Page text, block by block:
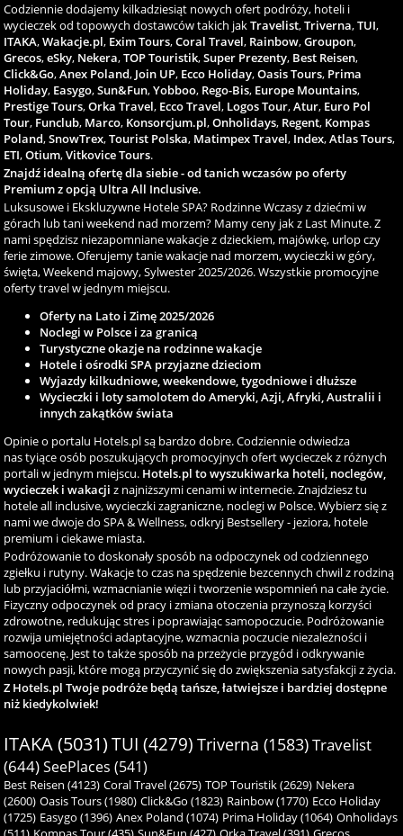
Codziennie dodajemy kilkadziesiąt nowych ofert podróży, hoteli i
wycieczek od topowych dostawców takich jakTravelist,Triverna,TUI,
ITAKA,Wakacje.pl, Exim Tours,Coral Travel, Rainbow,Groupon,
Grecos,eSky, Nekera,TOP Touristik,Super Prezenty, Best Reisen,
Click&Go,Anex Poland, Join UP, Ecco Holiday,Oasis Tours, Prima
Holiday, Easygo,Sun&Fun,Yobboo, Rego-Bis, Europe Mountains,
Prestige Tours,Orka Travel, Ecco Travel, Logos Tour,Atur, Euro Pol
Tour, Funclub, Marco, Konsorcjum.pl,Onholidays, Regent, Kompas
Poland,SnowTrex,Tourist Polska, Matimpex Travel, Index,Atlas Tours,
ETI,Otium,Vitkovice Tours.
Znajdź idealną ofertę dla siebie - od tanich wczasów po oferty
Premium z opcją Ultra All Inclusive.
Luksusowe i Ekskluzywne Hotele SPA? Rodzinne Wczasy z dziećmi w
górach lub tani weekend nad morzem? Mamy ceny jak z Last Minute. Z
nami spędzisz niezapomniane wakacje z dzieckiem, majówkę, urlop czy
ferie zimowe. Oferujemy tanie wakacje nad morzem, wycieczki w góry,
święta, Weekend majowy, Sylwester 2025/2026. Wszystkie promocyjne
oferty travel w jednym miejscu.
Oferty na Lato i Zimę 2025/2026
Noclegi w Polsce i za granicą
Turystyczne okazje na rodzinne wakacje
Hotele i ośrodki SPA przyjazne dzieciom
Wyjazdy kilkudniowe, weekendowe, tygodniowe i dłuższe
Wycieczki i loty samolotem do Ameryki, Azji, Afryki, Australii i
innych zakątków świata
Opinie o portalu Hotels.pl są bardzo dobre. Codziennie odwiedza
nas tyiące osób poszukujących promocyjnych ofert wycieczek z różnych
portali w jednym miejscu. Hotels.pl to wyszukiwarka hoteli, noclegów,
wycieczek i wakacji z najniższymi cenami w internecie. Znajdziesz tu
hotele all inclusive, wycieczki zagraniczne, noclegi w Polsce. Wybierz się z
nami we dwoje do SPA & Wellness, odkryj Bestsellery - jeziora, hotele
premium i ciekawe miasta.
Podróżowanie to doskonały sposób na odpoczynek od codziennego
zgiełku i rutyny. Wakacje to czas na spędzenie bezcennych chwil z rodziną
lub przyjaciółmi, wzmacnianie więzi i tworzenie wspomnień na całe życie.
Fizyczny odpoczynek od pracy i zmiana otoczenia przynoszą korzyści
zdrowotne, redukując stres i poprawiając samopoczucie. Podróżowanie
rozwija umiejętności adaptacyjne, wzmacnia poczucie niezależności i
samoocenę. Jest to także sposób na przeżycie przygód i odkrywanie
nowych pasji, które mogą przyczynić się do zwiększenia satysfakcji z życia.
Z Hotels.pl Twoje podróże będą tańsze, łatwiejsze i bardziej dostępne
niż kiedykolwiek!
ITAKA (5031)TUI (4279) Triverna (1583)Travelist
(644) SeePlaces (541)
Best Reisen (4123) Coral Travel (2675) TOP Touristik (2629) Nekera
(2600) Oasis Tours (1980) Click&Go (1823) Rainbow (1770) Ecco Holiday
(1725) Easygo (1396) Anex Poland (1074) Prima Holiday (1064) Onholidays